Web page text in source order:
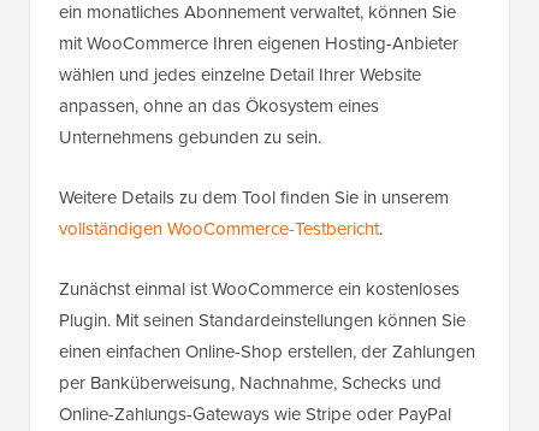
ein monatliches Abonnement verwaltet, können Sie
mit WooCommerce Ihren eigenen Hosting-Anbieter
wählen und jedes einzelne Detail Ihrer Website
anpassen, ohne an das Ökosystem eines
Unternehmens gebunden zu sein.
Weitere Details zu dem Tool finden Sie in unserem
vollständigen WooCommerce-Testbericht.
Zunächst einmal ist WooCommerce ein kostenloses
Plugin. Mit seinen Standardeinstellungen können Sie
einen einfachen Online-Shop erstellen, der Zahlungen
per Banküberweisung, Nachnahme, Schecks und
Online-Zahlungs-Gateways wie Stripe oder PayPal